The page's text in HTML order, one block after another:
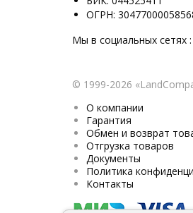
ОГРН:
Мы в социальных сетях :
© 1999-2026
О компании
Гарантия
Обмен и возврат
Отгрузка товаров
Документы
Политика
Контакты